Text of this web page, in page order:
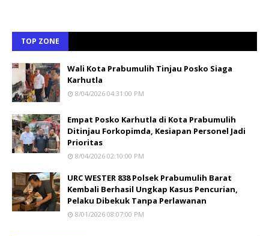
TOP ZONE
Wali Kota Prabumulih Tinjau Posko Siaga
Karhutla
8/04/2026 04:31:00 PM
Empat Posko Karhutla di Kota Prabumulih
Ditinjau Forkopimda, Kesiapan Personel Jadi
Prioritas
8/04/2026 02:10:00 PM
URC WESTER 838 Polsek Prabumulih Barat
Kembali Berhasil Ungkap Kasus Pencurian,
Pelaku Dibekuk Tanpa Perlawanan
8/01/2026 08:07:00 PM